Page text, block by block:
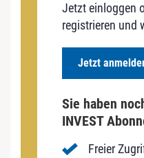
Jetzt einloggen
registrieren und
Jetzt
Sie haben
INVEST
Freier